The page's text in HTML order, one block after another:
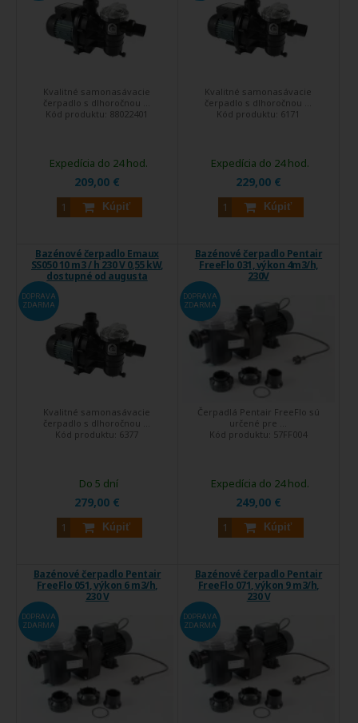
Kvalitné samonasávacie
čerpadlo s dlhoročnou ...
Kód produktu: 88022401
209,00 €
Kúpiť
Expedícia do 24 hod.
Kvalitné samonasávacie
čerpadlo s dlhoročnou ...
Kód produktu: 6171
229,00 €
Kúpiť
Expedícia do 24 hod.
Bazénové čerpadlo Emaux
SS050 10 m3 / h 230 V 0,55 kW,
dostupné od augusta
DOPRAVA
ZDARMA
Kvalitné samonasávacie
čerpadlo s dlhoročnou ...
Kód produktu: 6377
279,00 €
Kúpiť
Do 5 dní
Bazénové čerpadlo Pentair
FreeFlo 031, výkon 4m3/h,
230V
DOPRAVA
ZDARMA
Čerpadlá Pentair FreeFlo sú
určené pre ...
Kód produktu: 57FF004
249,00 €
Kúpiť
Expedícia do 24 hod.
Bazénové čerpadlo Pentair
FreeFlo 051, výkon 6 m3/h,
230 V
DOPRAVA
ZDARMA
Bazénové čerpadlo Pentair
FreeFlo 071, výkon 9 m3/h,
230 V
DOPRAVA
ZDARMA